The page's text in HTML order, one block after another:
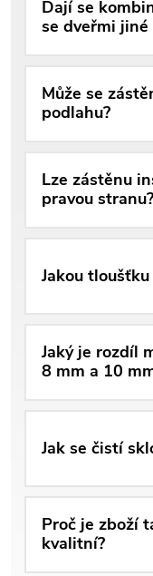
Dají se
se dveřmi jiné
Může se
podlahu?
Lze zástěnu
pravou stranu?
Jakou
Jaký je rozdíl
8 mm a 10
Jak se čistí
Proč je zboží
kvalitní?